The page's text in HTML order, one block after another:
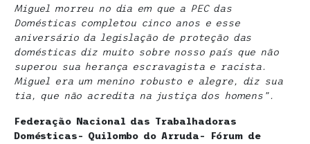
Miguel morreu no dia em que a PEC das
Domésticas completou cinco anos e esse
aniversário da legislação de proteção das
domésticas diz muito sobre nosso país que não
superou sua herança escravagista e racista.
Miguel era um menino robusto e alegre, diz sua
tia, que não acredita na justiça dos homens”.
Federação Nacional das Trabalhadoras
Domésticas- Quilombo do Arruda- Fórum de